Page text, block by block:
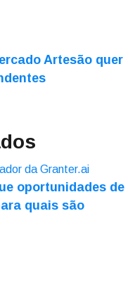
Artesão quer
oportunidades de
quais são